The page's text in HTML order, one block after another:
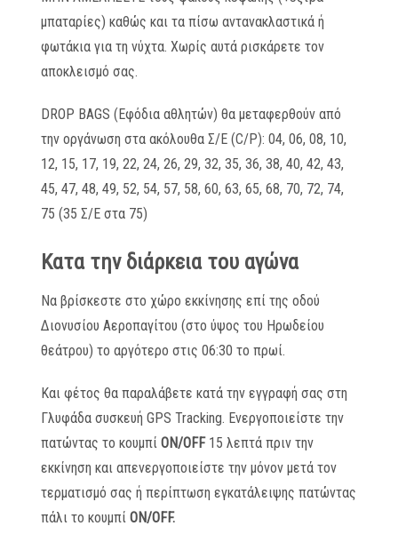
μπαταρίες) καθώς και τα πίσω αντανακλαστικά ή
φωτάκια για τη νύχτα. Χωρίς αυτά ρισκάρετε τον
αποκλεισμό σας.
DROP BAGS (Εφόδια αθλητών) θα μεταφερθούν από
την οργάνωση στα ακόλουθα Σ/Ε (C/P): 04, 06, 08, 10,
12, 15, 17, 19, 22, 24, 26, 29, 32, 35, 36, 38, 40, 42, 43,
45, 47, 48, 49, 52, 54, 57, 58, 60, 63, 65, 68, 70, 72, 74,
75 (35 Σ/Ε στα 75)
Κατα την διάρκεια του αγώνα
Να βρίσκεστε στο χώρο εκκίνησης επί της οδού
Διονυσίου Αεροπαγίτου (στο ύψος του Ηρωδείου
θεάτρου) το αργότερο στις 06:30 το πρωί.
Και φέτος θα παραλάβετε κατά την εγγραφή σας στη
Γλυφάδα συσκευή GPS Tracking. Ενεργοποιείστε την
πατώντας το κουμπίON/OFF15 λεπτά πριν την
εκκίνηση και απενεργοποιείστε την μόνον μετά τον
τερματισμό σας ή περίπτωση εγκατάλειψης πατώντας
πάλι το κουμπίON/OFF.